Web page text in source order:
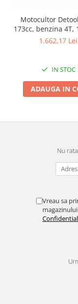
SoneriiMotocultor
173cc, benzina 4T,
pornire manuala,
1.662,17 Lei
IN STOC
ADAUGA IN
Nu
Vreau sa